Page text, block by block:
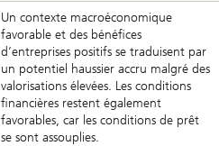
Un contexte macroéconomique
favorable et des bénéfices
d’entreprises positifs se traduisent par
un potentiel haussier accru malgré des
valorisations élevées. Les conditions
financières restent également
favorables, car les conditions de prêt
se sont assouplies.